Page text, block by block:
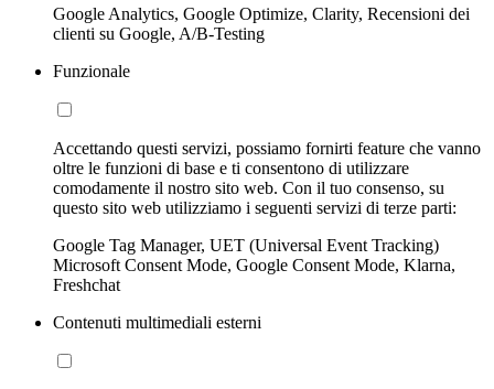
Google Analytics, Google Optimize, Clarity, Recensioni dei
clienti su Google, A/B-Testing
Funzionale
Accettando questi servizi, possiamo fornirti feature che vanno
oltre le funzioni di base e ti consentono di utilizzare
comodamente il nostro sito web. Con il tuo consenso, su
questo sito web utilizziamo i seguenti servizi di terze parti:
Google Tag Manager, UET (Universal Event Tracking)
Microsoft Consent Mode, Google Consent Mode, Klarna,
Freshchat
Contenuti multimediali esterni